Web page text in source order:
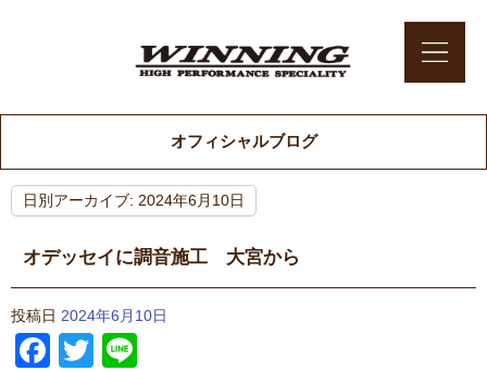
オフィシャルブログ
日別アーカイブ: 2024年6月10日
オデッセイに調音施工 大宮から
投稿日 2024年6月10日
Facebook
Twitter